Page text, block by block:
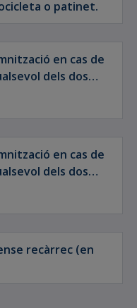
o patinet.
en cas de
dels dos
en cas de
dels dos
recàrrec (en